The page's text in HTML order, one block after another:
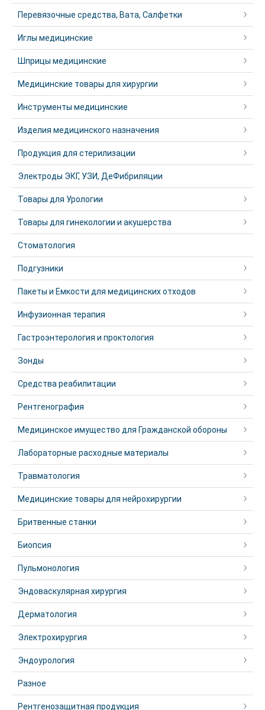
Перевязочные средства, Вата, Салфетки
Иглы медицинские
Шприцы медицинские
Медицинские товары для хирургии
Инструменты медицинские
Изделия медицинского назначения
Продукция для стерилизации
Электроды ЭКГ, УЗИ, ДеФибриляции
Товары для Урологии
Товары для гинекологии и акушерства
Стоматология
Подгузники
Пакеты и Емкости для медицинских отходов
Инфузионная терапия
Гастроэнтерология и проктология
Зонды
Средства реабилитации
Рентгенография
Медицинское имущество для Гражданской обороны
Лабораторные расходные материалы
Травматология
Медицинские товары для нейрохирургии
Бритвенные станки
Биопсия
Пульмонология
Эндоваскулярная хирургия
Дерматология
Электрохирургия
Эндоурология
Разное
Рентгенозащитная продукция